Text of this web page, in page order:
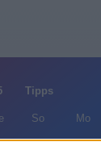
Tipps
So Mo